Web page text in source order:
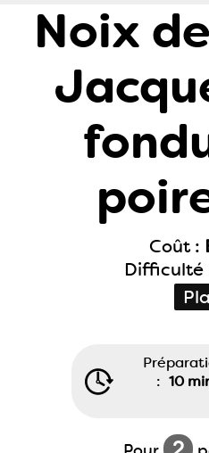
Noix
Coût :
Difficulté
: 10